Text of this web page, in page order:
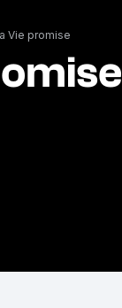
Vie promise